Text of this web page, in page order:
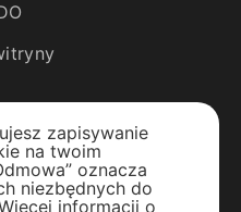
zapisywanie
na twoim
oznacza
niezbędnych do
informacji o